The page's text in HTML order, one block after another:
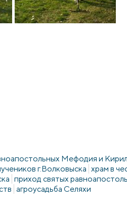
Мефодия и
г.Волковыска храм в
приход святых
агроусадьба Селяхи